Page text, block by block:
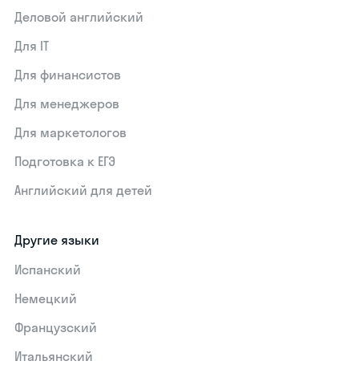
Деловой английский
Для IT
Для финансистов
Для менеджеров
Для маркетологов
Подготовка к ЕГЭ
Английский для детей
Другие языки
Испанский
Немецкий
Французский
Итальянский